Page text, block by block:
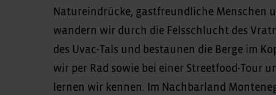
Natureindrücke, gastfreundliche Menschen
wandern wir durch die Felsschlucht des
des Uvac-Tals und bestaunen die Berge im
wir per Rad sowie bei einer Streetfood-Tour
lernen wir kennen. Im Nachbarland